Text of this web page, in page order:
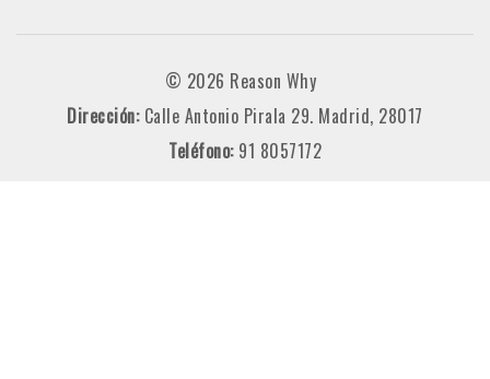
© 2026 Reason Why
Dirección: Calle Antonio Pirala 29. Madrid, 28017
Teléfono: 91 8057172